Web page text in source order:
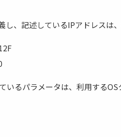
、記述しているIPアドレスは
るパラメータは、利用する